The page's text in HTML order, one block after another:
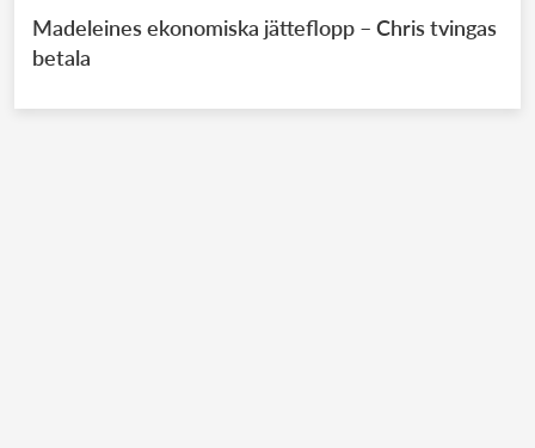
Madeleines ekonomiska jätteflopp – Chris tvingas
betala